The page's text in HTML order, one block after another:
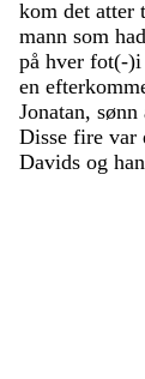
kom det atter
mann som
på hver fot(-)i
en
Jonatan, sønn
Disse fire var
Davids og